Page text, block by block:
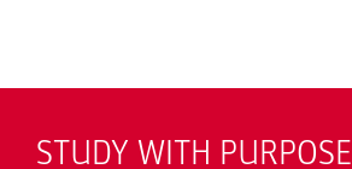
STUDY WITH PURPOSE